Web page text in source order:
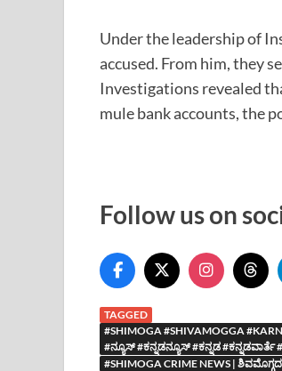
Under the leadership of
accused. From him, they
Investigations revealed
mule bank accounts, the
Follow us on
TAGGED
#SHIMOGA #SHIVAMOGGA
#ನ್ಯೂಸ್ #ಕನ್ನಡನ್ಯೂಸ್ #ಕನ್ನಡ #ಕನ್ನಡವಾರ್ತೆ
#SHIMOGA CRIME NEWS |